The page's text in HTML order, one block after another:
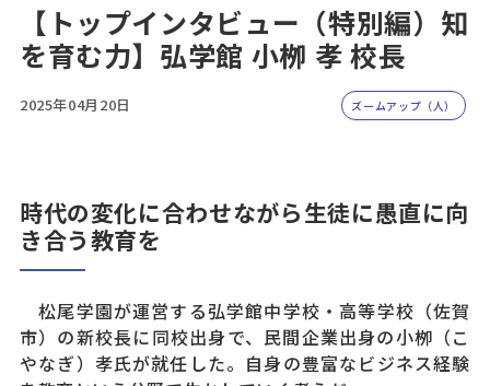
【トップインタビュー（特別編）知
を育む力】弘学館 小栁 孝 校長
2025年04月20日 ズームアップ（人）
時代の変化に合わせながら生徒に愚直に向
き合う教育を
松尾学園が運営する弘学館中学校・高等学校（佐賀
市）の新校長に同校出身で、民間企業出身の小栁（こ
やなぎ）孝氏が就任した。自身の豊富なビジネス経験